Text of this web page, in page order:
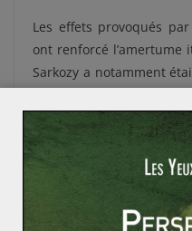
Les effets provoqués
ont renforcé
Sarkozy a notamment
l’Africain »[3] . En effet,
réelles du
judiciaires en cours
président français